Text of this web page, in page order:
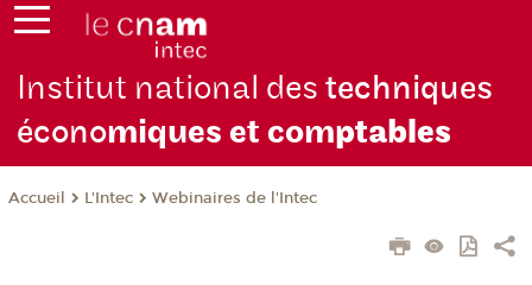
Institut national destechniques
économiques et comptables
Accueil L'Intec Webinaires de l'Intec